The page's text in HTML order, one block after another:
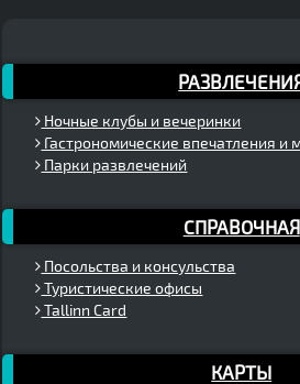
Ночные клубы и вечеринки
Гастрономические впечатления и
Парки развлечений
СПРАВОЧНАЯ
Посольства и консульства
Туристические офисы
Tallinn Card
КАРТЫ